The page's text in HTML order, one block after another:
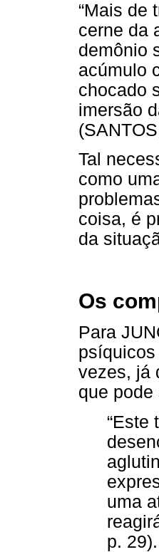
“Mais de
cerne da
demônio
acúmulo
chocado
imersão
Tal
como
coisa, é
da
Os
Para
vezes, já
que pode
“Este
uma
p. 29).